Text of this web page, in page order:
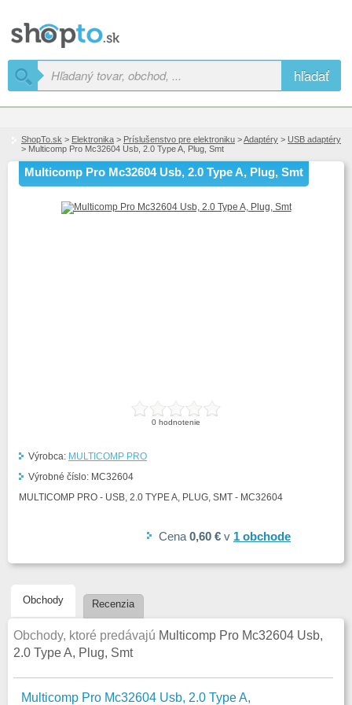
hľadať
ShopTo.sk > Elektronika > Príslušenstvo pre elektroniku >Adaptéry > USB adaptéry
> Multicomp Pro Mc32604 Usb, 2.0 Type A, Plug, Smt
Multicomp Pro Mc32604 Usb, 2.0 Type A, Plug, Smt
0 hodnotenie
Výrobca: MULTICOMP PRO
Výrobné číslo: MC32604
MULTICOMP PRO - USB, 2.0 TYPE A, PLUG, SMT - MC32604
Cena 0,60 € v 1 obchode
Obchody Recenzia
Obchody, ktoré predávajú Multicomp Pro Mc32604 Usb,
2.0 Type A, Plug, Smt
Multicomp Pro Mc32604 Usb, 2.0 Type A,